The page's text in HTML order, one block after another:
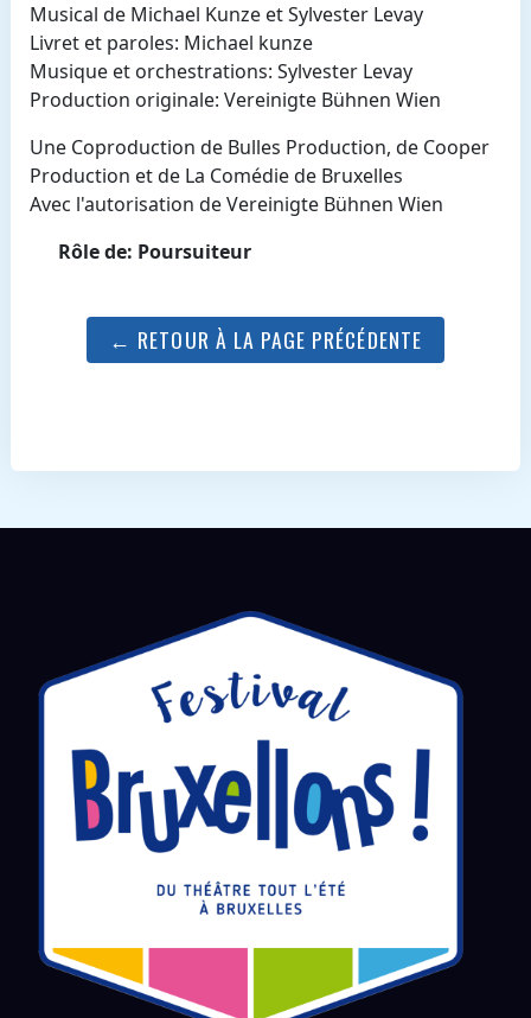
Musical de Michael Kunze et Sylvester Levay
Livret et paroles: Michael kunze
Musique et orchestrations: Sylvester Levay
Production originale: Vereinigte Bühnen Wien
Une Coproduction de Bulles Production, de Cooper
Production et de La Comédie de Bruxelles
Avec l'autorisation de Vereinigte Bühnen Wien
Rôle de: Poursuiteur
← RETOUR À LA PAGE PRÉCÉDENTE